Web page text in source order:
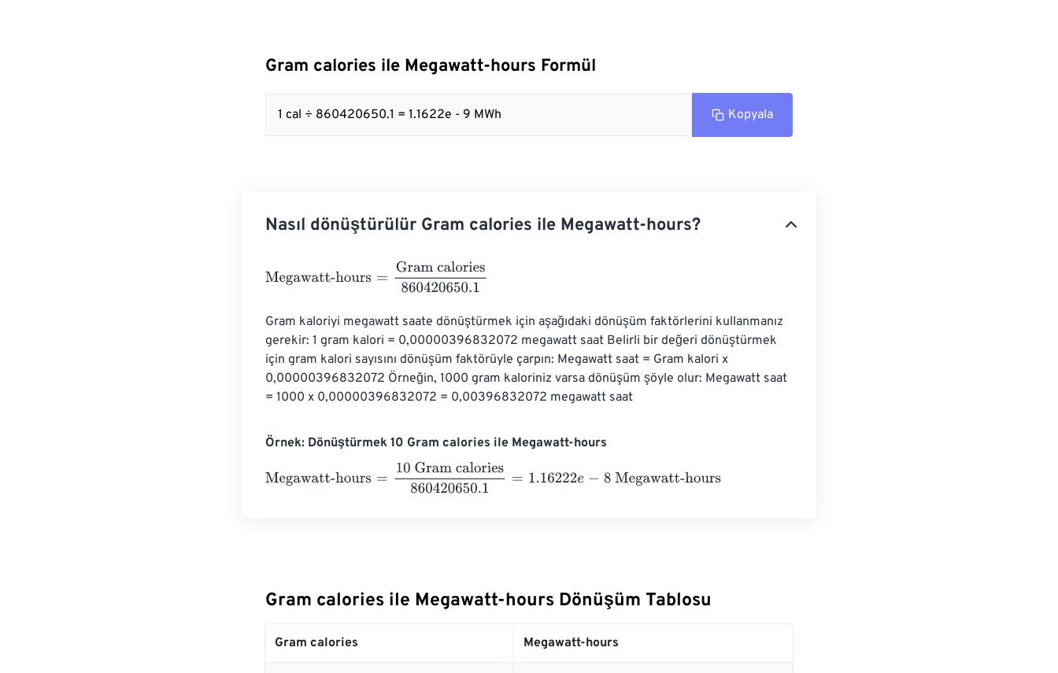
Gram calories ile Megawatt-hours Formül
1 cal ÷ 860420650.1 = 1.1622e - 9 MWh Kopyala
Nasıl dönüştürülür Gram calories ile Megawatt-hours?
Megawatt-hours Gram calories860420650.1
Gram kaloriyi megawatt saate dönüştürmek için aşağıdaki dönüşüm faktörlerini kullanmanız
gerekir: 1 gram kalori = 0,00000396832072 megawatt saat Belirli bir değeri dönüştürmek
için gram kalori sayısını dönüşüm faktörüyle çarpın: Megawatt saat = Gram kalori x
0,00000396832072 Örneğin, 1000 gram kaloriniz varsa dönüşüm şöyle olur: Megawatt saat
= 1000 x 0,00000396832072 = 0,00396832072 megawatt saat
Örnek: Dönüştürmek 10 Gram calories ile Megawatt-hours
Megawatt-hours
10 Gram calories860420650.1 = 1.16222 8 Megawatt-hours
Gram calories ile Megawatt-hours Dönüşüm Tablosu
Gram calories Megawatt-hours